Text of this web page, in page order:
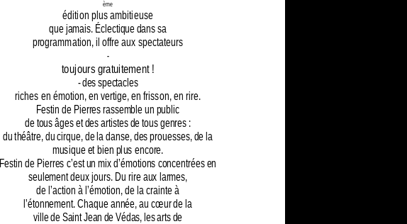
ème
édition plus ambitieuse
que jamais. Éclectique dans sa
programmation, il offre aux spectateurs
-
toujours gratuitement !
- des spectacles
riches en émotion, en vertige, en frisson, en rire.
Festin de Pierres rassemble un public
de tous âges et des artistes de tous genres :
du théâtre, du cirque, de la danse, des prouesses, de la
musique et bien plus encore.
Festin de Pierres c’est un mix d’émotions concentrées en
seulement deux jours. Du rire aux larmes,
de l’action à l’émotion, de la crainte à
l’étonnement. Chaque année, au cœur de la
ville de Saint Jean de Védas, les arts de